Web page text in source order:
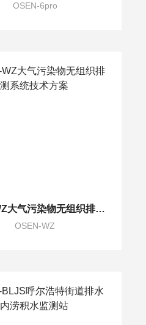
OSEN-6pro
OSEN-WZ大气污染物无组织排放气体监测系统技术方案
OSEN-WZ